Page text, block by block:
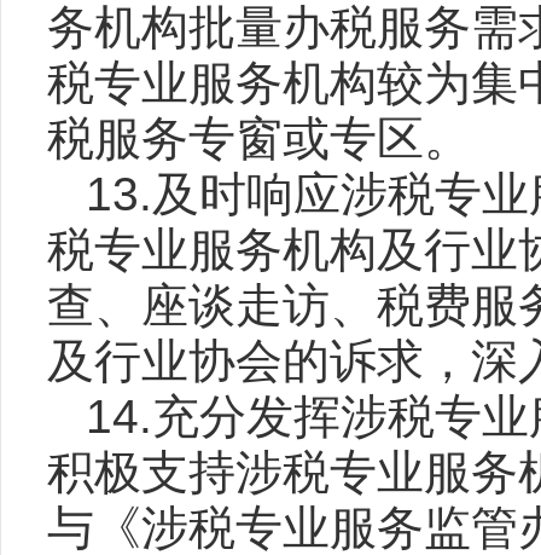
务机构批量办税服务需
税专业服务机构较为集
税服务专窗或专区。
13.及时响应涉税专
税专业服务机构及行业
查、座谈走访、税费服
及行业协会的诉求，深
14.充分发挥涉税专
积极支持涉税专业服务
与《涉税专业服务监管